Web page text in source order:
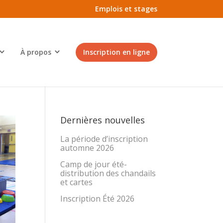
Emplois et stages
À propos Inscription en ligne
Dernières nouvelles
La période d’inscription
automne 2026
Camp de jour été-
distribution des chandails
et cartes
Inscription Été 2026